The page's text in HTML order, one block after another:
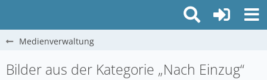
Medienverwaltung
Bilder aus der Kategorie „Nach Einzug“